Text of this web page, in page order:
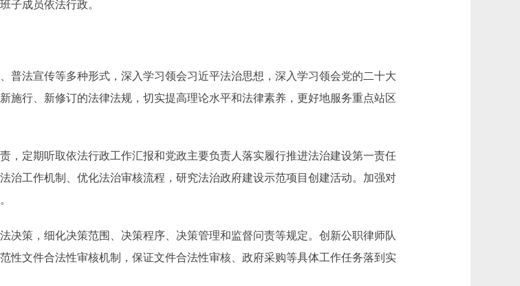
子成员依法行政。
法宣传等多种形式，深入学习领会习近平法治思想，深入学习领会党的二十大
施行、新修订的法律法规，切实提高理论水平和法律素养，更好地服务重点站区
定期听取依法行政工作汇报和党政主要负责人落实履行推进法治建设第一责任
治工作机制、优化法治审核流程，研究法治政府建设示范项目创建活动。加强对
策，细化决策范围、决策程序、决策管理和监督问责等规定。创新公职律师队
性文件合法性审核机制，保证文件合法性审核、政府采购等具体工作任务落到实